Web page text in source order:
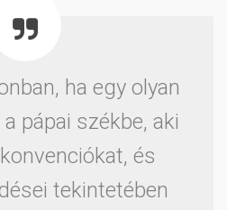
ha egy olyan
pápai székbe, aki
és
tekintetében